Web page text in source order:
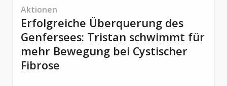
Franken.
Aktionen
Erfolgreiche Überquerung des
Genfersees: Tristan schwimmt für
mehr Bewegung bei Cystischer
Fibrose